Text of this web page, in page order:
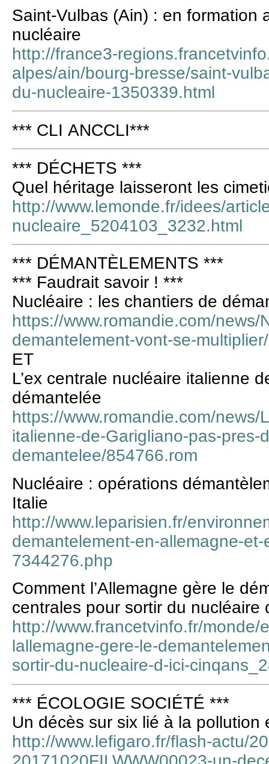
Saint-Vulbas (Ain) : en formation
nucléaire
http://france3-
alpes/ain/bourg-bresse/saint-
du-nucleaire-1350339.html
*** CLI ANCCLI***
*** DÉCHETS ***
Quel héritage laisseront les
http://www.lemonde.fr/idees/
nucleaire_5204103_3232.html
*** DÉMANTÈLEMENTS ***
*** Faudrait savoir ! ***
Nucléaire : les chantiers de
https://www.romandie.com/
demantelement-vont-se-
ET
L’ex centrale nucléaire italienne
démantelée
https://www.romandie.com/news/
italienne-de-Garigliano-pas-pres-
demantelee/854766.rom
Nucléaire : opérations
Italie
http://www.leparisien.fr/
demantelement-en-allemagne-
7344276.php
Comment l’Allemagne gère le
centrales pour sortir du nucléaire
http://www.francetvinfo.fr/
lallemagne-gere-le-
sortir-du-nucleaire-d-ici-
*** ÉCOLOGIE SOCIÉTÉ ***
Un décès sur six lié à la pollution
http://www.lefigaro.fr/flash-actu/